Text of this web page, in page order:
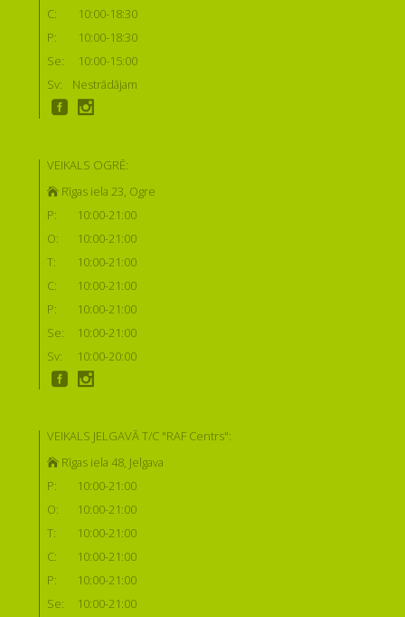
C:
10:00-18:30
P:
10:00-18:30
Se:
10:00-15:00
Sv:
Nestrādājam
VEIKALS OGRĒ:
Rīgas iela 23, Ogre
P:
10:00-21:00
O:
10:00-21:00
T:
10:00-21:00
C:
10:00-21:00
P:
10:00-21:00
Se:
10:00-21:00
Sv:
10:00-20:00
VEIKALS JELGAVĀ T/C "RAF Centrs":
Rīgas iela 48, Jelgava
P:
10:00-21:00
O:
10:00-21:00
T:
10:00-21:00
C:
10:00-21:00
P:
10:00-21:00
Se:
10:00-21:00